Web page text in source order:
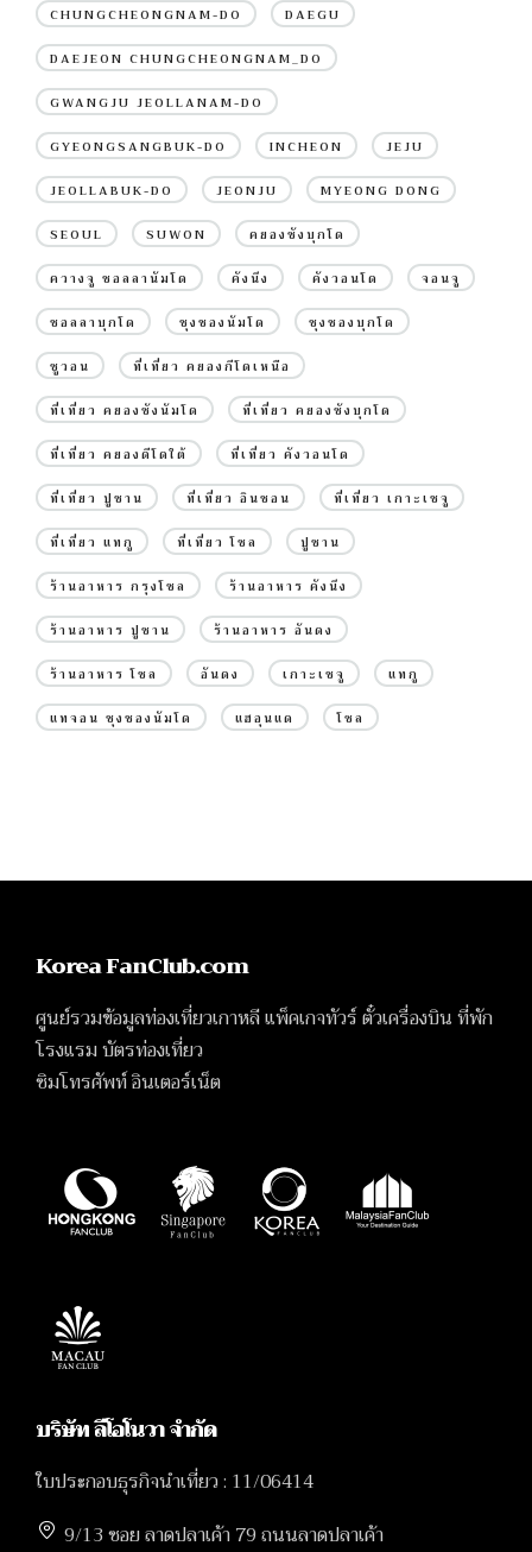
CHUNGCHEONGNAM-DO DAEGU
DAEJEON CHUNGCHEONGNAM_DO
GWANGJU JEOLLANAM-DO
GYEONGSANGBUK-DO INCHEON JEJU
JEOLLABUK-DO JEONJU MYEONG DONG
SEOUL SUWON คยองซังบุกโด
ควางจู ชอลลานัมโด คังนึง คังวอนโด จอนจู
ชอลลาบุกโด ชุงชองนัมโด ชุงชองบุกโด
ซูวอน ที่เที่ยว คยองกีโดเหนือ
ที่เที่ยว คยองซังนัมโด ที่เที่ยว คยองซังบุกโด
ที่เที่ยว คยองดีโดใต้ ที่เที่ยว คังวอนโด
ที่เที่ยว ปูซาน ที่เที่ยว อินชอน ที่เที่ยว เกาะเชจู
ที่เที่ยว แทกู ที่เที่ยว โซล ปูซาน
ร้านอาหาร กรุงโซล ร้านอาหาร คังนึง
ร้านอาหาร ปูซาน ร้านอาหาร อันดง
ร้านอาหาร โซล อันดง เกาะเชจู แทกู
แทจอน ชุงชองนัมโด แฮอุนแด โซล
Korea FanClub.com
ศูนย์รวมข้อมูลท่องเที่ยวเกาหลี แพ็คเกจทัวร์ ตั๋วเครื่องบิน ที่พัก
โรงแรม บัตรท่องเที่ยว
ซิมโทรศัพท์ อินเตอร์เน็ต
บริษัท ลีโอโนวา จำกัด
ใบประกอบธุรกิจนำเที่ยว : 11/06414
9/13 ซอย ลาดปลาเค้า 79 ถนนลาดปลาเค้า